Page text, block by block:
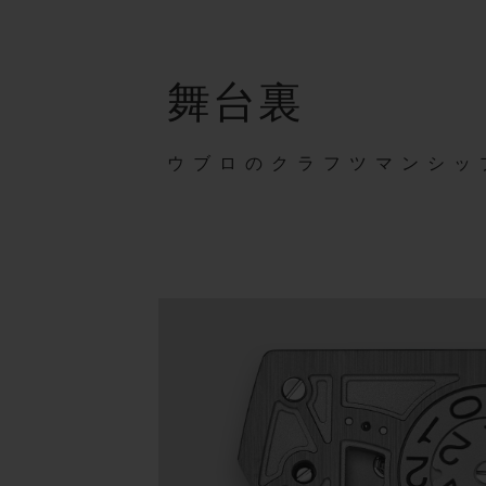
舞台裏
ウブロのクラフツマンシッ